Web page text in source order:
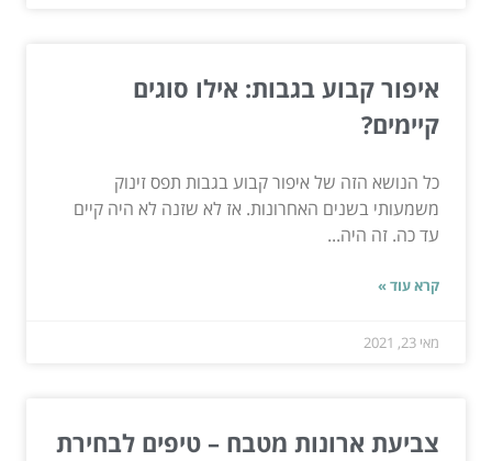
איפור קבוע בגבות: אילו סוגים
קיימים?
כל הנושא הזה של איפור קבוע בגבות תפס זינוק
משמעותי בשנים האחרונות. אז לא שזנה לא היה קיים
עד כה. זה היה...
קרא עוד »
מאי 23, 2021
צביעת ארונות מטבח – טיפים לבחירת